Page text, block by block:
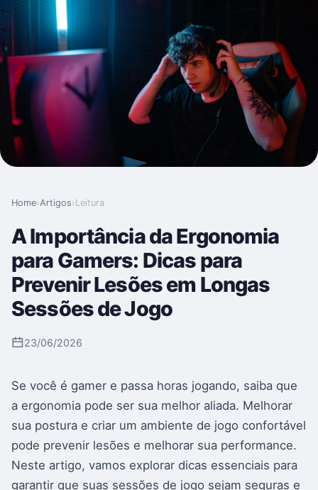
Home›Artigos›Leitura
A Importância da Ergonomia
para Gamers: Dicas para
Prevenir Lesões em Longas
Sessões de Jogo
23/06/2026
Se você é gamer e passa horas jogando, saiba que
a ergonomia pode ser sua melhor aliada. Melhorar
sua postura e criar um ambiente de jogo confortável
pode prevenir lesões e melhorar sua performance.
Neste artigo, vamos explorar dicas essenciais para
garantir que suas sessões de jogo sejam seguras e